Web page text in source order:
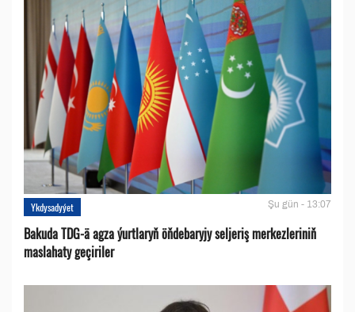
Ykdysadyýet Şu gün - 13:07
Bakuda TDG-ä agza ýurtlaryň öňdebaryjy seljeriş merkezleriniň
maslahaty geçiriler